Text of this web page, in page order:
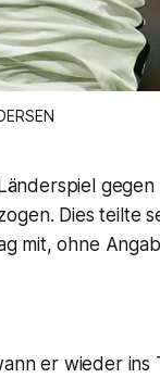
Dies teilte
mit, ohne
er wieder ins